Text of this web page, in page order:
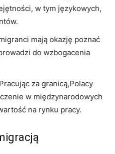
w tym językowych,
mają okazję poznać
do wzbogacenia
Pracując za granicą,Polacy
w międzynarodowych
na rynku pracy.